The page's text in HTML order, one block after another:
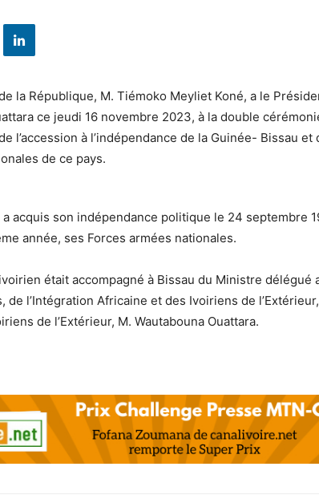
la République, M. Tiémoko Meyliet Koné, a le
ce jeudi 16 novembre 2023, à la double
l’accession à l’indépendance de la Guinée- Bissau et
de ce pays.
a acquis son indépendance politique le 24 septembre
année, ses Forces armées nationales.
était accompagné à Bissau du Ministre délégué
de l’Intégration Africaine et des Ivoiriens de
de l’Extérieur, M. Wautabouna Ouattara.